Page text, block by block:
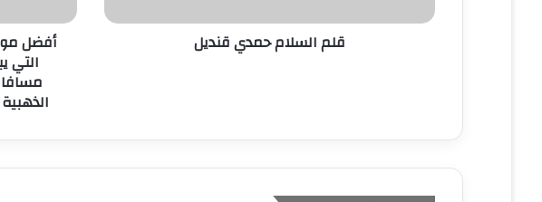
قلم السلام حمدي قنديل أفضل
التي